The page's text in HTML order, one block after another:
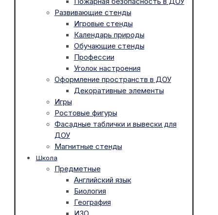
Развивающие стенды
Игровые стенды
Календарь природы
Обучающие стенды
Профессии
Уголок настроения
Оформление пространств в ДОУ
Декоративные элементы
Игры
Ростовые фигуры
Фасадные таблички и вывески для
ДОУ
Магнитные стенды
Школа
Предметные
Английский язык
Биология
География